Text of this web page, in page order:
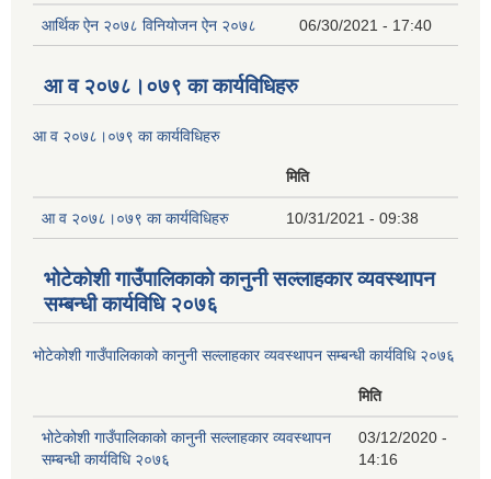
आर्थिक ऐन २०७८ विनियोजन ऐन २०७८ 06/30/2021 - 17:40
आ व २०७८।०७९ का कार्यविधिहरु
आ व २०७८।०७९ का कार्यविधिहरु
मिति
आ व २०७८।०७९ का कार्यविधिहरु 10/31/2021 - 09:38
भोटेकोशी गाउँपालिकाको कानुनी सल्लाहकार व्यवस्थापन
सम्बन्धी कार्यविधि २०७६
भोटेकोशी गाउँपालिकाको कानुनी सल्लाहकार व्यवस्थापन सम्बन्धी कार्यविधि २०७६
मिति
भोटेकोशी गाउँपालिकाको कानुनी सल्लाहकार व्यवस्थापन
सम्बन्धी कार्यविधि २०७६
03/12/2020 -
14:16